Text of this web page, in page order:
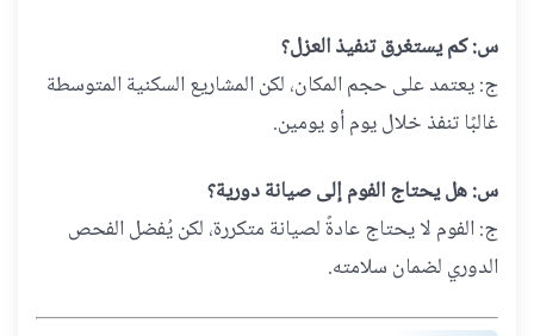
س: كم يستغرق تنفيذ العزل؟
ج: يعتمد على حجم المكان، لكن المشاريع السكنية المتوسطة
غالبًا تنفذ خلال يوم أو يومين.
س: هل يحتاج الفوم إلى صيانة دورية؟
ج: الفوم لا يحتاج عادةً لصيانة متكررة، لكن يُفضل الفحص
الدوري لضمان سلامته.